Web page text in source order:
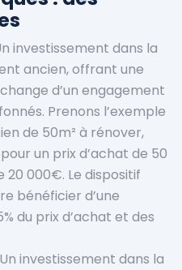
investissement dans la
ancien, offrant une
d’un engagement
Prenons l’exemple
de 50m² à rénover,
un prix d’achat de 50
000€. Le dispositif
bénéficier d’une
du prix d’achat et des
investissement dans la